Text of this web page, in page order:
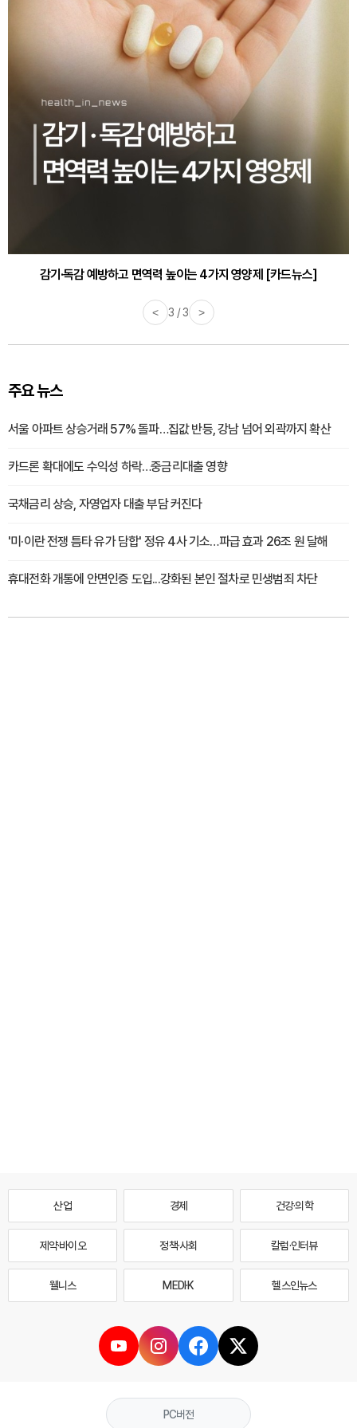
감기·독감 예방하고 면역력 높이는 4가지 영양제 [카드뉴스]
< 3 / 3 >
주요 뉴스
서울 아파트 상승거래 57% 돌파…집값 반등, 강남 넘어 외곽까지 확산
카드론 확대에도 수익성 하락…중금리대출 영향
국채금리 상승, 자영업자 대출 부담 커진다
'미·이란 전쟁 틈타 유가 담합' 정유 4사 기소…파급 효과 26조 원 달해
휴대전화 개통에 안면인증 도입...강화된 본인 절차로 민생범죄 차단
산업 경제 건강·의학
제약·바이오 정책·사회 칼럼·인터뷰
웰니스 MEDI·K 헬스인뉴스
PC버전